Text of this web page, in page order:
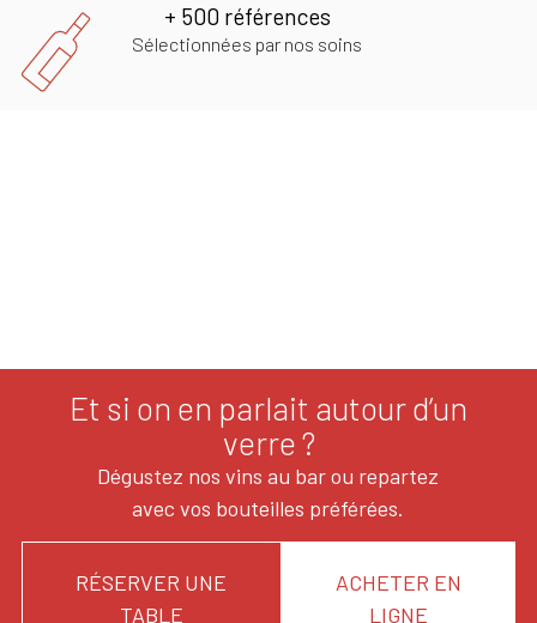
+ 500 références
Sélectionnées par nos soins
Et si on en parlait autour d’un
verre ?
Dégustez nos vins au bar ou repartez
avec vos bouteilles préférées.
RÉSERVER UNE
TABLE
ACHETER EN
LIGNE